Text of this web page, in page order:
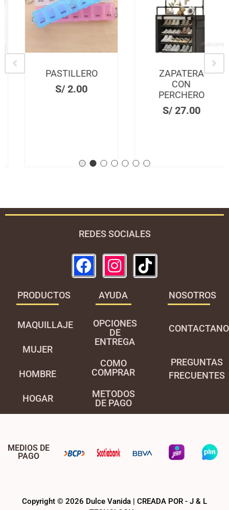
PASTILLERO
2.00
ZAPATERA
CON
PERCHERO
27.00
REDES SOCIALES
PRODUCTOS
MAQUILLAJE
MUJER
HOMBRE
HOGAR
AYUDA
OPCIONES
DE
ENTREGA
COMO
COMPRAR
METODOS
DE PAGO
NOSOTROS
PREGUNTAS
FRECUENTES
MEDIOS DE
PAGO
Copyright © 2026 Dulce Vanida | CREADA POR - J & L